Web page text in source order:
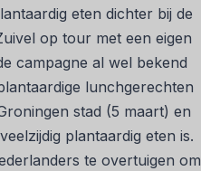
eten dichter bij de
op tour met een eigen
campagne al wel bekend
lunchgerechten
stad (5 maart) en
plantaardig eten is.
te overtuigen om